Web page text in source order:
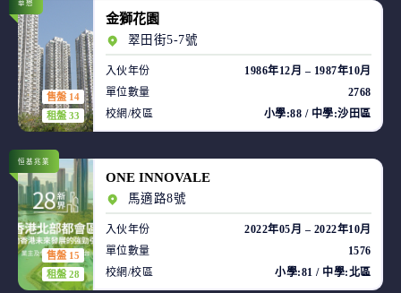
售盤 14
租盤 33
華懋
金獅花園
翠田街5-7號
入伙年份
1986年12月 – 1987年10月
單位數量
2768
校網/校區
小學:88 / 中學:沙田區
售盤 15
租盤 28
恒基兆業
ONE INNOVALE
馬適路8號
入伙年份
2022年05月 – 2022年10月
單位數量
1576
校網/校區
小學:81 / 中學:北區